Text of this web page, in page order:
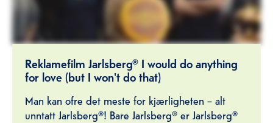
Reklamefilm Jarlsberg® I would do anything
for love (but I won't do that)
Man kan ofre det meste for kjærligheten – alt
unntatt Jarlsberg®! Bare Jarlsberg® er Jarlsberg®